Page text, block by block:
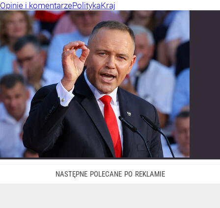
Opinie i komentarzePolitykaKraj